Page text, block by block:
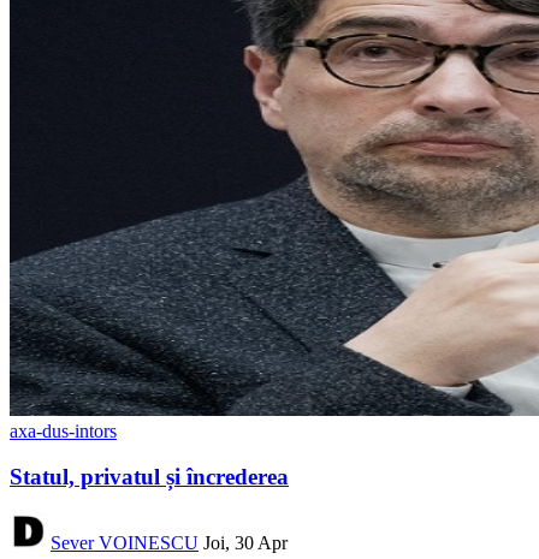
axa-dus-intors
Statul, privatul și încrederea
Sever VOINESCU Joi, 30 Apr